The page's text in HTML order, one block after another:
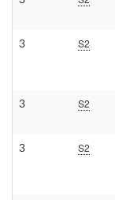
3 S2
3 S2
3 S2